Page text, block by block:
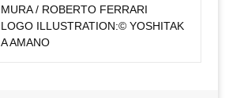
MURA / ROBERTO FERRARI
LOGO ILLUSTRATION:© YOSHITAK
A AMANO